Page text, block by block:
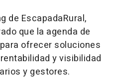
de EscapadaRural,
que la agenda de
ofrecer soluciones
y visibilidad
y gestores.